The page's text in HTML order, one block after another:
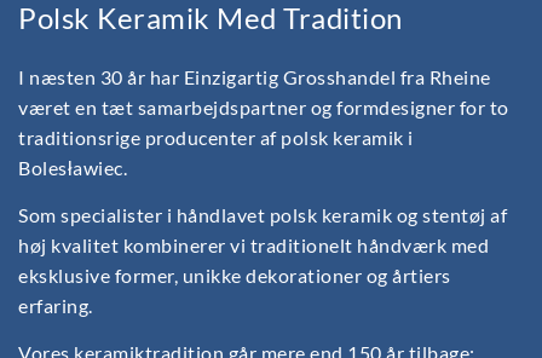
Polsk Keramik Med Tradition
I næsten 30 år har Einzigartig Grosshandel fra Rheine
været en tæt samarbejdspartner og formdesigner for to
traditionsrige producenter af polsk keramik i
Bolesławiec.
Som specialister i håndlavet polsk keramik og stentøj af
høj kvalitet kombinerer vi traditionelt håndværk med
eksklusive former, unikke dekorationer og årtiers
erfaring.
Vores keramiktradition går mere end 150 år tilbage: